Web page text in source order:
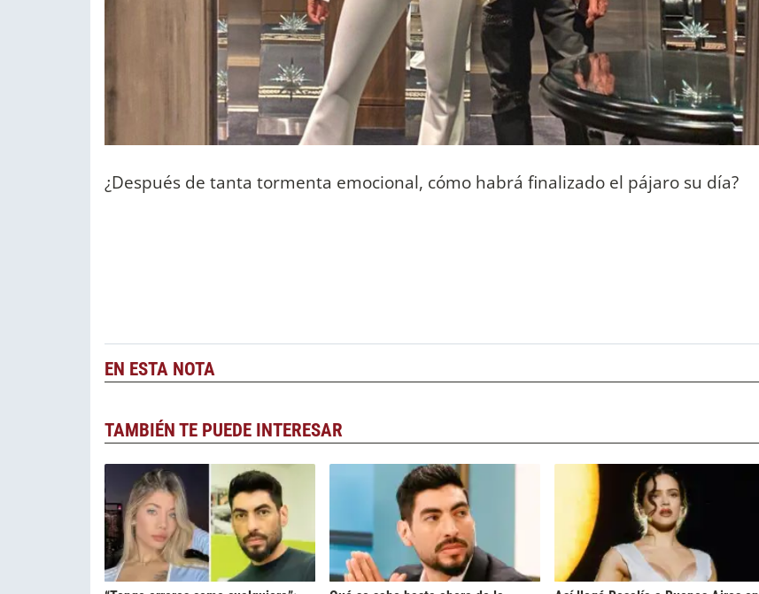
¿Después de tanta tormenta emocional, cómo habrá finalizado el pájaro su día?
EN ESTA NOTA
TAMBIÉN TE PUEDE INTERESAR